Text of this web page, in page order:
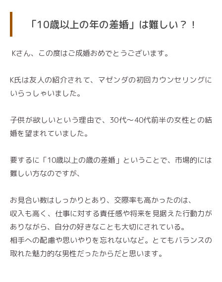
「10歳以上の年の差婚」は難しい？！
Kさん、この度はご成婚おめでとうございます。
K氏は友人の紹介されて、マゼンダの初回カウンセリングに
いらっしゃいました。
子供が欲しいという理由で、30代〜40代前半の女性との結
婚を望まれていました。
要するに「10歳以上の歳の差婚」ということで、市場的には
難しい方なのですが、
お見合い数はしっかりとあり、交際率も高かったのは、
収入も高く、仕事に対する責任感や将来を見据えた行動力が
ありながら、自分の好きなことも大切にされている。
相手への配慮や思いやりを忘れないなど。とてもバランスの
取れた魅力的な男性だったからだと思います。